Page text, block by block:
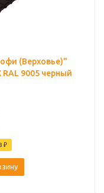
(Верховье)"
9005 черный
₽